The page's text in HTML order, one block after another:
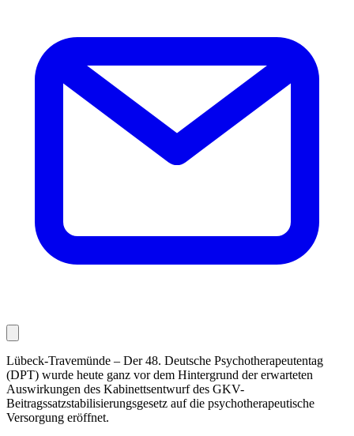
Lübeck-Travemünde – Der 48. Deutsche Psychotherapeutentag
(DPT) wurde heute ganz vor dem Hintergrund der erwarteten
Auswirkungen des Kabinettsentwurf des GKV-
Beitragssatzstabilisierungsgesetz auf die psychotherapeutische
Versorgung eröffnet.